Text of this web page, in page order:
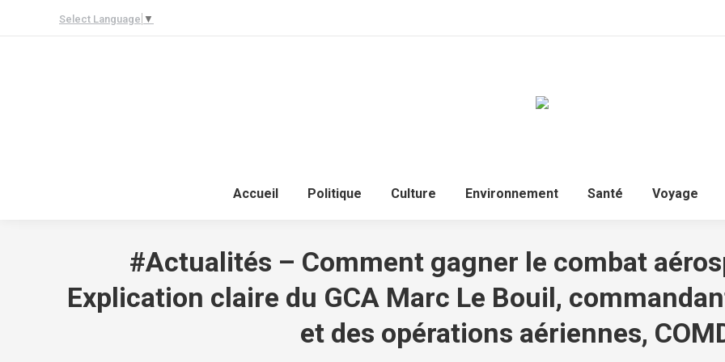
Select Language ▼
Accueil
Politique Culture Environnement Santé Voyage
#Actualités – Comment gagner le combat
Explication claire du GCA Marc Le Bouil,
et des opérations aériennes,